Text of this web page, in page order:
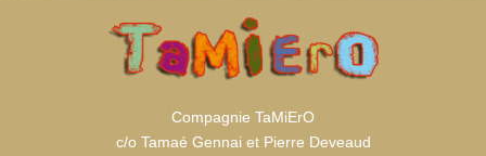
Compagnie TaMiErO
c/o Tamaé Gennai et Pierre Deveaud